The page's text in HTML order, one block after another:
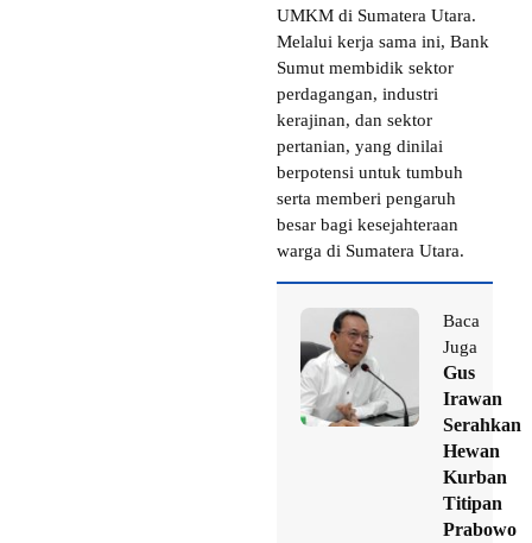
UMKM di Sumatera Utara.
Melalui kerja sama ini, Bank
Sumut membidik sektor
perdagangan, industri
kerajinan, dan sektor
pertanian, yang dinilai
berpotensi untuk tumbuh
serta memberi pengaruh
besar bagi kesejahteraan
warga di Sumatera Utara.
Baca
Juga
Gus
Irawan
Serahkan
Hewan
Kurban
Titipan
Prabowo